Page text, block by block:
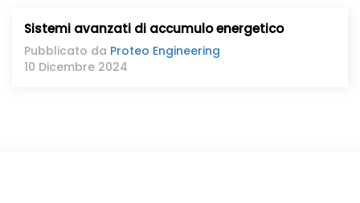
Sistemi avanzati di accumulo energetico
Pubblicato da Proteo Engineering
10 Dicembre 2024